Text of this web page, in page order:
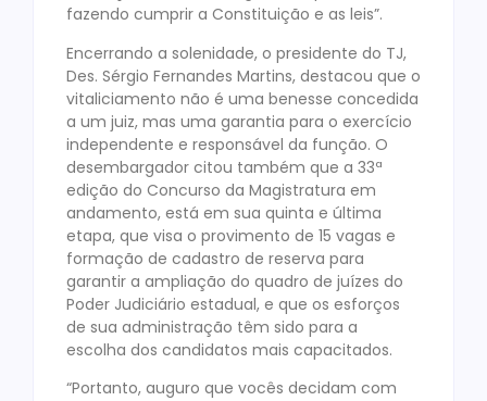
fazendo cumprir a Constituição e as leis”.
Encerrando a solenidade, o presidente do TJ,
Des. Sérgio Fernandes Martins, destacou que o
vitaliciamento não é uma benesse concedida
a um juiz, mas uma garantia para o exercício
independente e responsável da função. O
desembargador citou também que a 33ª
edição do Concurso da Magistratura em
andamento, está em sua quinta e última
etapa, que visa o provimento de 15 vagas e
formação de cadastro de reserva para
garantir a ampliação do quadro de juízes do
Poder Judiciário estadual, e que os esforços
de sua administração têm sido para a
escolha dos candidatos mais capacitados.
“Portanto, auguro que vocês decidam com